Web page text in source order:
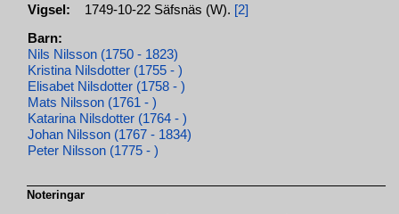
Vigsel: 1749-10-22 Säfsnäs (W). [2]
Barn:
Nils Nilsson (1750 - 1823)
Kristina Nilsdotter (1755 - )
Elisabet Nilsdotter (1758 - )
Mats Nilsson (1761 - )
Katarina Nilsdotter (1764 - )
Johan Nilsson (1767 - 1834)
Peter Nilsson (1775 - )
Noteringar